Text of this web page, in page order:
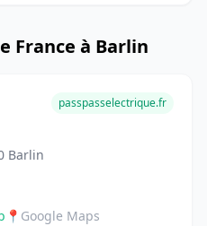
France à Barlin
Barlin
passpasselectrique.fr
📍 Google Maps